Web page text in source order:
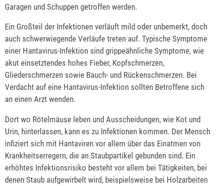
Garagen und Schuppen getroffen werden.
Ein Großteil der Infektionen verläuft mild oder unbemerkt, doch
auch schwerwiegende Verläufe treten auf. Typische Symptome
einer Hantavirus-Infektion sind grippeähnliche Symptome, wie
akut einsetztendes hohes Fieber, Kopfschmerzen,
Gliederschmerzen sowie Bauch- und Rückenschmerzen. Bei
Verdacht auf eine Hantavirus-Infektion sollten Betroffene sich
an einen Arzt wenden.
Dort wo Rötelmäuse leben und Ausscheidungen, wie Kot und
Urin, hinterlassen, kann es zu Infektionen kommen. Der Mensch
infiziert sich mit Hantaviren vor allem über das Einatmen von
Krankheitserregern, die an Staubpartikel gebunden sind. Ein
erhöhtes Infektionsrisiko besteht vor allem bei Tätigkeiten, bei
denen Staub aufgewirbelt wird, beispielsweise bei Holzarbeiten